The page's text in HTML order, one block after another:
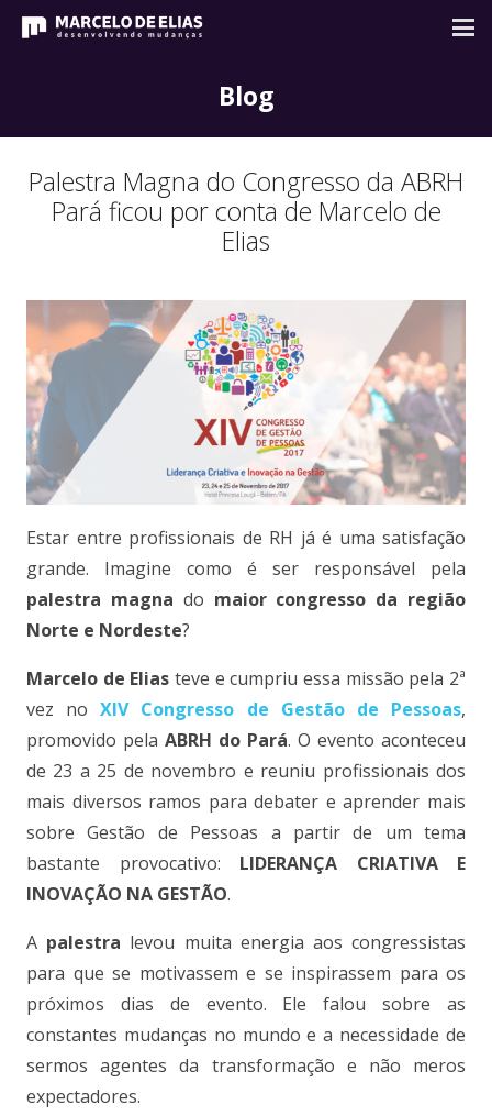
Blog
Palestra Magna do Congresso da ABRH
Pará ficou por conta de Marcelo de
Elias
Estar entre profissionais de RH já é uma satisfação
grande. Imagine como é ser responsável pela
palestra magna do maior congresso da região
Norte e Nordeste?
Marcelo de Elias teve e cumpriu essa missão pela 2ª
vez noXIV Congresso de Gestão de Pessoas,
promovido pela ABRH do Pará. O evento aconteceu
de 23 a 25 de novembro e reuniu profissionais dos
mais diversos ramos para debater e aprender mais
sobre Gestão de Pessoas a partir de um tema
bastante provocativo: LIDERANÇA CRIATIVA E
INOVAÇÃO NA GESTÃO.
A palestra levou muita energia aos congressistas
para que se motivassem e se inspirassem para os
próximos dias de evento. Ele falou sobre as
constantes mudanças no mundo e a necessidade de
sermos agentes da transformação e não meros
expectadores.